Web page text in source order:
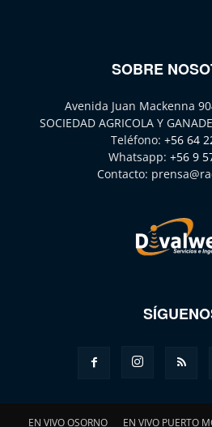
SOBRE
Avenida Juan Mackenna
SOCIEDAD AGRICOLA Y
Teléfono: +56 64
Whatsapp: +56 9
Contacto:
EN VIVO OSORNO EN VIVO PUERTO